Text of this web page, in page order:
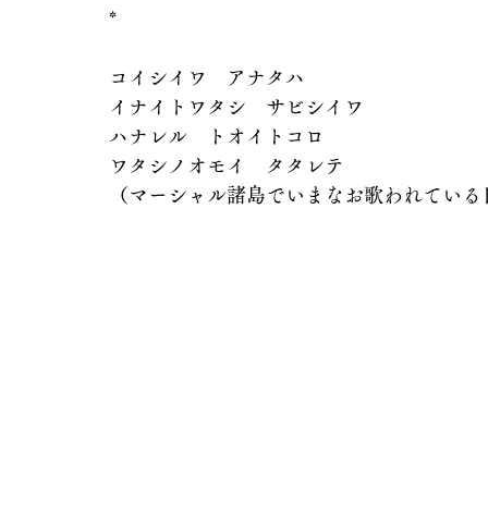
*
コイシイワ　アナタハ
イナイトワタシ　サビシイワ
ハナレル　トオイトコロ
ワタシノオモイ　タタレテ
（マーシャル諸島でいまなお歌われてい